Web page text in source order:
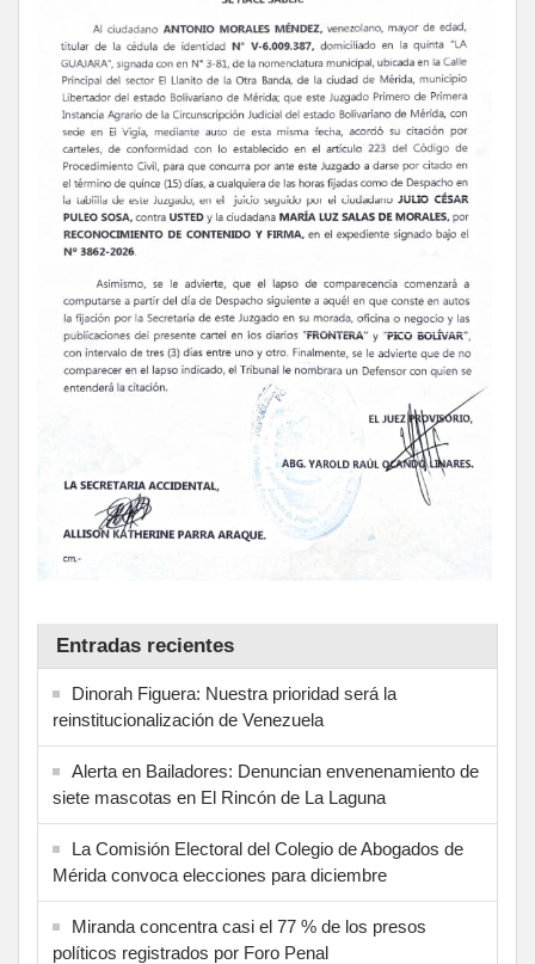
Entradas recientes
Dinorah Figuera: Nuestra prioridad será la
reinstitucionalización de Venezuela
Alerta en Bailadores: Denuncian envenenamiento de
siete mascotas en El Rincón de La Laguna
La Comisión Electoral del Colegio de Abogados de
Mérida convoca elecciones para diciembre
Miranda concentra casi el 77 % de los presos
políticos registrados por Foro Penal